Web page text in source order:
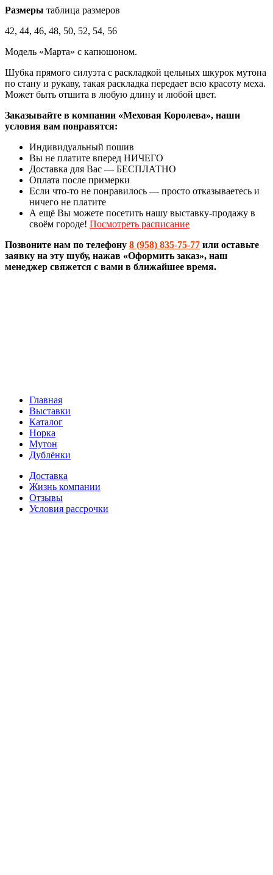
Размеры таблица размеров
42, 44, 46, 48, 50, 52, 54, 56
Модель «Марта» с капюшоном.
Шубка прямого силуэта с раскладкой цельных шкурок мутона
по стану и рукаву, такая раскладка передает всю красоту меха.
Может быть отшита в любую длину и любой цвет.
Заказывайте в компании «Меховая Королева», наши
условия вам понравятся:
Индивидуальный пошив
Вы не платите вперед НИЧЕГО
Доставка для Вас — БЕСПЛАТНО
Оплата после примерки
Если что-то не понравилось — просто отказываетесь и
ничего не платите
А ещё Вы можете посетить нашу выставку-продажу в
своём городе! Посмотреть расписание
Позвоните нам по телефону 8 (958) 835-75-77 или оставьте
заявку на эту шубу, нажав «Оформить заказ», наш
менеджер свяжется с вами в ближайшее время.
Главная
Выставки
Каталог
Норка
Мутон
Дублёнки
Доставка
Жизнь компании
Отзывы
Условия рассрочки